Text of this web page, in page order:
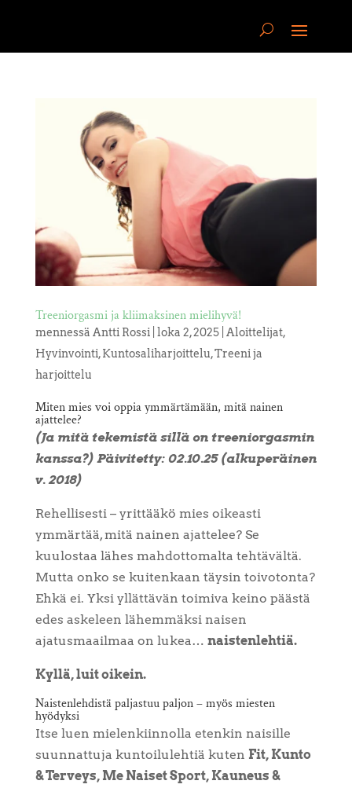
Treeniorgasmi ja kliimaksinen mielihyvä!
mennessä Antti Rossi| loka 2, 2025| Aloittelijat,
Hyvinvointi,Kuntosaliharjoittelu,Treeni ja
harjoittelu
Miten mies voi oppia ymmärtämään, mitä nainen
ajattelee?
(Ja mitä tekemistä sillä on treeniorgasmin
kanssa?) Päivitetty: 02.10.25 (alkuperäinen
v. 2018)
Rehellisesti – yrittääkö mies oikeasti
ymmärtää, mitä nainen ajattelee? Se
kuulostaa lähes mahdottomalta tehtävältä.
Mutta onko se kuitenkaan täysin toivotonta?
Ehkä ei. Yksi yllättävän toimiva keino päästä
edes askeleen lähemmäksi naisen
ajatusmaailmaa on lukea… naistenlehtiä.
Kyllä, luit oikein.
Naistenlehdistä paljastuu paljon – myös miesten
hyödyksi
Itse luen mielenkiinnolla etenkin naisille
suunnattuja kuntoilulehtiä kuten Fit, Kunto
& Terveys, Me Naiset Sport, Kauneus &